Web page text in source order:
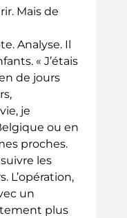
Mais de
Analyse. Il
« J’étais
de jours
je
ou en
proches.
les
L’opération,
un
plus